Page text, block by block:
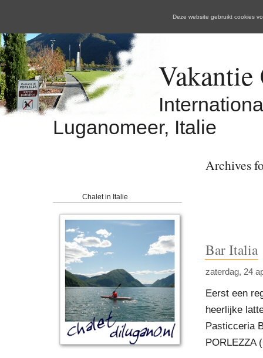
Luganomeer, Italie
Archives
Bar Italia
zaterdag, 24
Eerst een
heerlijke
Pasticceria
PORLEZZA
Chalet in Italie
Deze website gebruikt cookies